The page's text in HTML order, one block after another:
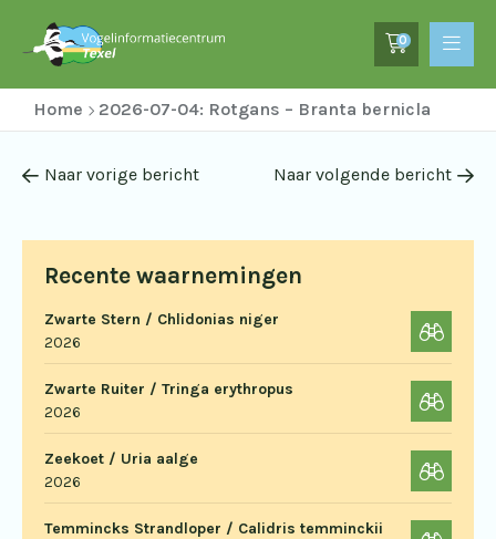
0
Home 2026-07-04: Rotgans – Branta bernicla
Recente waarnemingen
Zwarte Stern / Chlidonias niger
2026
Zwarte Ruiter / Tringa erythropus
2026
Zeekoet / Uria aalge
2026
Temmincks Strandloper / Calidris temminckii
Naar vorige bericht Naar volgende bericht